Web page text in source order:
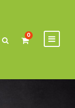
0